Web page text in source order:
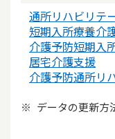
通所リハビリテ
短期入所療養介
介護予防短期入
居宅介護支援
介護予防通所リ
データの更新方